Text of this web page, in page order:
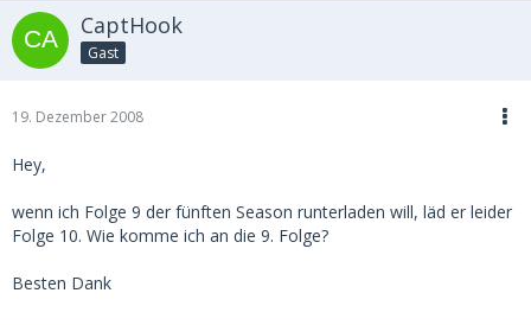
CaptHook
Gast
19. Dezember 2008
Hey,
wenn ich Folge 9 der fünften Season runterladen will, läd er leider
Folge 10. Wie komme ich an die 9. Folge?
Besten Dank